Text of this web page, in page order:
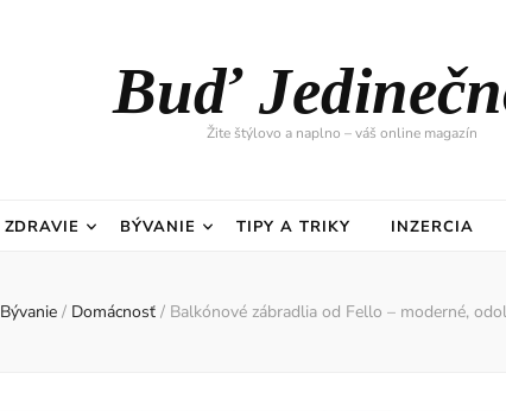
Buď
Žite štýlovo a naplno – váš online magazín
ZDRAVIE BÝVANIE TIPY A TRIKY INZERCIA
Bývanie / Domácnosť / Balkónové zábradlia od Fello – moderné,